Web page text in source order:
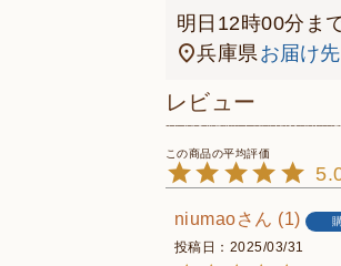
明日 12時00分 ま
兵庫県お届け
レビュー
niumao 1
投稿日
2025/03/31